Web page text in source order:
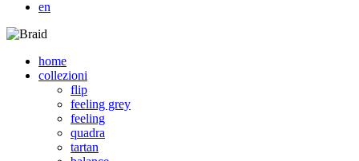
en
home
collezioni
flip
feeling grey
feeling
quadra
tartan